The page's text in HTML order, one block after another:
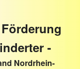
-
Nordrhein-